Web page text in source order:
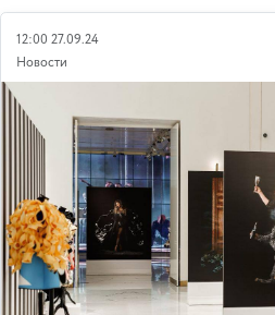
12:00 27.09.24
Новости